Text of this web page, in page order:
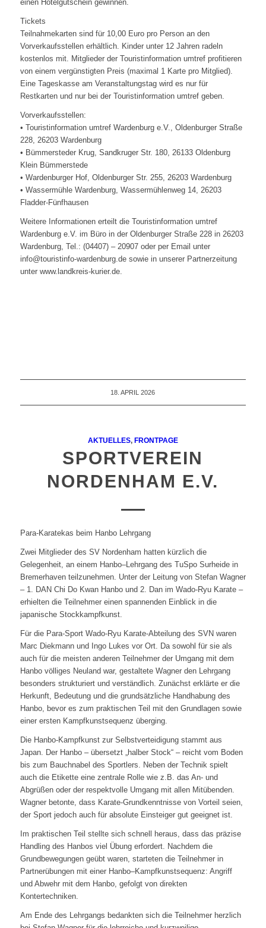
einen Hotelgutschein gewinnen.
Tickets
Teilnahmekarten sind für 10,00 Euro pro Person an den
Vorverkaufsstellen erhältlich. Kinder unter 12 Jahren radeln
kostenlos mit. Mitglieder der Touristinformation umtref profitieren
von einem vergünstigten Preis (maximal 1 Karte pro Mitglied).
Eine Tageskasse am Veranstaltungstag wird es nur für
Restkarten und nur bei der Touristinformation umtref geben.
Vorverkaufsstellen:
• Touristinformation umtref Wardenburg e.V., Oldenburger Straße
228, 26203 Wardenburg
• Bümmersteder Krug, Sandkruger Str. 180, 26133 Oldenburg
Klein Bümmerstede
• Wardenburger Hof, Oldenburger Str. 255, 26203 Wardenburg
• Wassermühle Wardenburg, Wassermühlenweg 14, 26203
Fladder-Fünfhausen
Weitere Informationen erteilt die Touristinformation umtref
Wardenburg e.V. im Büro in der Oldenburger Straße 228 in 26203
Wardenburg, Tel.: (04407) – 20907 oder per Email unter
info@touristinfo-wardenburg.de sowie in unserer Partnerzeitung
unter www.landkreis-kurier.de.
18. APRIL 2026
AKTUELLES, FRONTPAGE
SPORTVEREIN
NORDENHAM E.V.
Para-Karatekas beim Hanbo Lehrgang
Zwei Mitglieder des SV Nordenham hatten kürzlich die
Gelegenheit, an einem Hanbo–Lehrgang des TuSpo Surheide in
Bremerhaven teilzunehmen. Unter der Leitung von Stefan Wagner
– 1. DAN Chi Do Kwan Hanbo und 2. Dan im Wado-Ryu Karate –
erhielten die Teilnehmer einen spannenden Einblick in die
japanische Stockkampfkunst.
Für die Para-Sport Wado-Ryu Karate-Abteilung des SVN waren
Marc Diekmann und Ingo Lukes vor Ort. Da sowohl für sie als
auch für die meisten anderen Teilnehmer der Umgang mit dem
Hanbo völliges Neuland war, gestaltete Wagner den Lehrgang
besonders strukturiert und verständlich. Zunächst erklärte er die
Herkunft, Bedeutung und die grundsätzliche Handhabung des
Hanbo, bevor es zum praktischen Teil mit den Grundlagen sowie
einer ersten Kampfkunstsequenz überging.
Die Hanbo-Kampfkunst zur Selbstverteidigung stammt aus
Japan. Der Hanbo – übersetzt „halber Stock“ – reicht vom Boden
bis zum Bauchnabel des Sportlers. Neben der Technik spielt
auch die Etikette eine zentrale Rolle wie z.B. das An- und
Abgrüßen oder der respektvolle Umgang mit allen Mitübenden.
Wagner betonte, dass Karate-Grundkenntnisse von Vorteil seien,
der Sport jedoch auch für absolute Einsteiger gut geeignet ist.
Im praktischen Teil stellte sich schnell heraus, dass das präzise
Handling des Hanbos viel Übung erfordert. Nachdem die
Grundbewegungen geübt waren, starteten die Teilnehmer in
Partnerübungen mit einer Hanbo–Kampfkunstsequenz: Angriff
und Abwehr mit dem Hanbo, gefolgt von direkten
Kontertechniken.
Am Ende des Lehrgangs bedankten sich die Teilnehmer herzlich